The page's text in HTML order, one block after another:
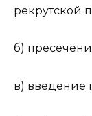
рекрутской
б)
в) введение